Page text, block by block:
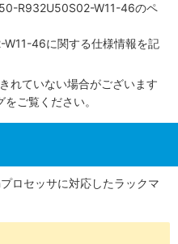
R932U50S02-W11-46のペ
46に関する仕様情報を記
れていない場合がございます
をご覧ください。
ロセッサに対応したラックマ